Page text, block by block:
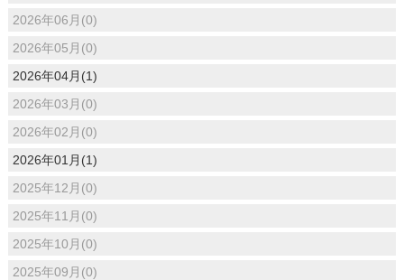
2026年06月(0)
2026年05月(0)
2026年04月(1)
2026年03月(0)
2026年02月(0)
2026年01月(1)
2025年12月(0)
2025年11月(0)
2025年10月(0)
2025年09月(0)